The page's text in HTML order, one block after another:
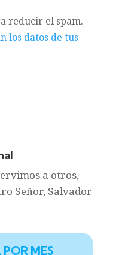
reducir el spam.
los datos de tus
a otros,
Señor, Salvador
MES